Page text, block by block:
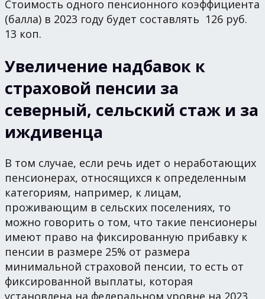
Стоимость одного пенсионного коэффициента
(балла) в 2023 году будет составлять 126 руб.
13 коп.
Увеличение надбавок к
страховой пенсии за
северный, сельский стаж и за
иждивенца
В том случае, если речь идет о неработающих
пенсионерах, относящихся к определенным
категориям, например, к лицам,
проживающим в сельских поселениях, то
можно говорить о том, что такие пенсионеры
имеют право на фиксированную прибавку к
пенсии в размере 25% от размера
минимальной страховой пенсии, то есть от
фиксированной выплаты, которая
установлена на федеральном уровне на 2023